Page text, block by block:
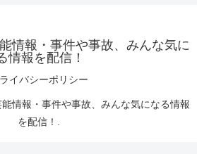
情報・事件や事故、みんな気に
情報を配信！
イバシーポリシー
情報・事件や事故、みんな気になる情報
を配信！.